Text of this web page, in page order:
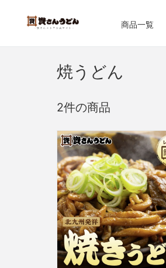
商品一覧
焼うどん
2件の商品